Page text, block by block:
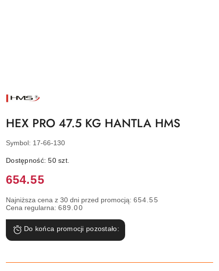
NAZWA
PRODUCENTA:
HEX PRO 47.5 KG HANTLA HMS
Symbol: 17-66-130
Dostępność:50szt.
Cena:
654.55
Najniższa cena z 30 dni przed promocją: 654.55
Cena regularna: 689.00
Do końca promocji pozostało: